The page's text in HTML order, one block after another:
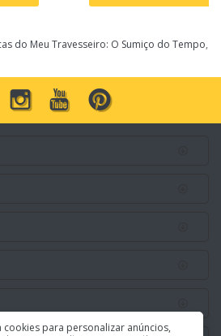
para personalizar anúncios,
do Meu Travesseiro: O Sumiço do Tempo,